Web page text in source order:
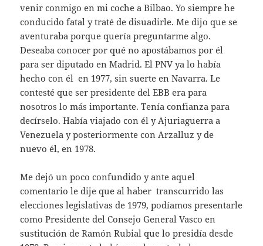
venir conmigo en mi coche a Bilbao. Yo siempre he
conducido fatal y traté de disuadirle. Me dijo que se
aventuraba porque quería preguntarme algo.
Deseaba conocer por qué no apostábamos por él
para ser diputado en Madrid. El PNV ya lo había
hecho con él en 1977, sin suerte en Navarra. Le
contesté que ser presidente del EBB era para
nosotros lo más importante. Tenía confianza para
decírselo. Había viajado con él y Ajuriaguerra a
Venezuela y posteriormente con Arzalluz y de
nuevo él, en 1978.
Me dejó un poco confundido y ante aquel
comentario le dije que al haber transcurrido las
elecciones legislativas de 1979, podíamos presentarle
como Presidente del Consejo General Vasco en
sustitución de Ramón Rubial que lo presidía desde